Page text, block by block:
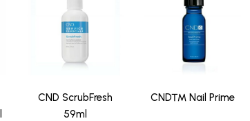
CND ScrubFresh
59ml
CND™ Nail Prime